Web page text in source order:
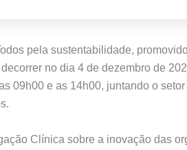
pela sustentabilidade,
no dia 4 de dezembro de
09h00 e as 14h00, juntando o
Clínica sobre a inovação das